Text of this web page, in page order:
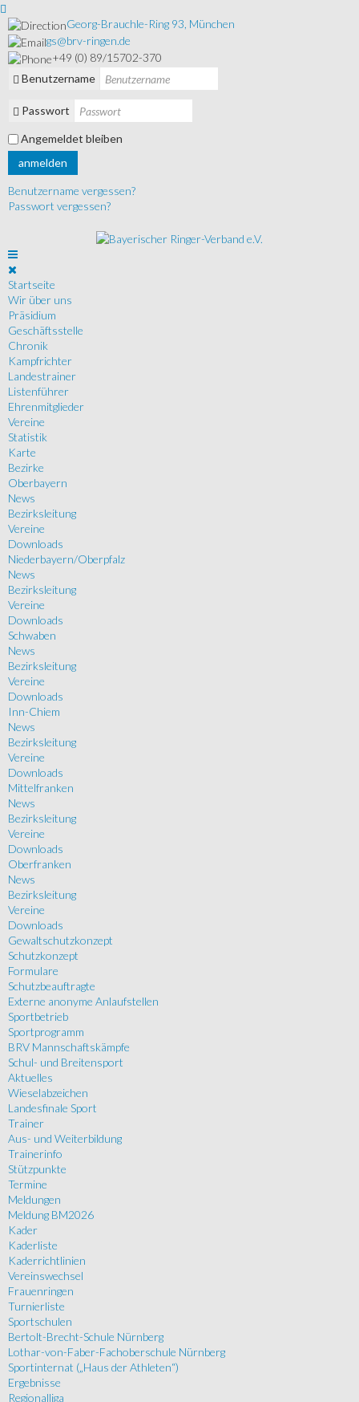
Georg-Brauchle-Ring 93, München
gs@brv-ringen.de
+49 (0) 89/15702-370
Benutzername
Passwort
Angemeldet bleiben
anmelden
Benutzername vergessen?
Passwort vergessen?
Startseite
Wir über uns
Präsidium
Geschäftsstelle
Chronik
Kampfrichter
Landestrainer
Listenführer
Ehrenmitglieder
Vereine
Statistik
Karte
Bezirke
Oberbayern
News
Bezirksleitung
Vereine
Downloads
Niederbayern/Oberpfalz
News
Bezirksleitung
Vereine
Downloads
Schwaben
News
Bezirksleitung
Vereine
Downloads
Inn-Chiem
News
Bezirksleitung
Vereine
Downloads
Mittelfranken
News
Bezirksleitung
Vereine
Downloads
Oberfranken
News
Bezirksleitung
Vereine
Downloads
Gewaltschutzkonzept
Schutzkonzept
Formulare
Schutzbeauftragte
Externe anonyme Anlaufstellen
Sportbetrieb
Sportprogramm
BRV Mannschaftskämpfe
Schul- und Breitensport
Aktuelles
Wieselabzeichen
Landesfinale Sport
Trainer
Aus- und Weiterbildung
Trainerinfo
Stützpunkte
Termine
Meldungen
Meldung BM2026
Kader
Kaderliste
Kaderrichtlinien
Vereinswechsel
Frauenringen
Turnierliste
Sportschulen
Bertolt-Brecht-Schule Nürnberg
Lothar-von-Faber-Fachoberschule Nürnberg
Sportinternat („Haus der Athleten“)
Ergebnisse
Regionalliga